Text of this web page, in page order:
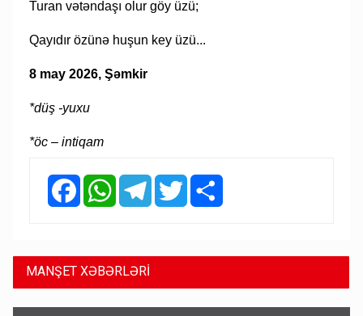
Turan vətəndaşı olur göy üzü;
Qayıdır özünə huşun key üzü...
8 may 2026, Şəmkir
*düş -yuxu
*öc – intiqam
FacebookWhatsAppTelegramTwitter
MANŞET XƏBƏRLƏRİ